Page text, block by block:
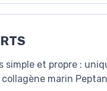
simple et propre :
marin